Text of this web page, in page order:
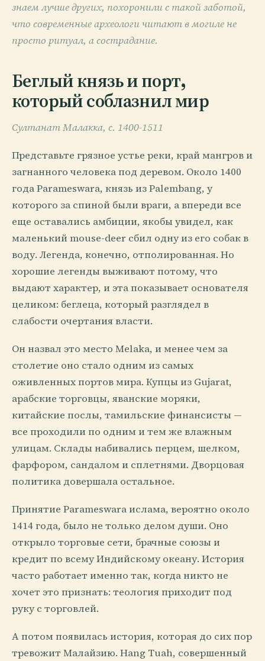
знаем лучше других, похоронили с такой заботой,
что современные археологи читают в могиле не
просто ритуал, а сострадание.
Беглый князь и порт,
который соблазнил мир
Султанат Малакка, c. 1400-1511
Представьте грязное устье реки, край мангров и
загнанного человека под деревом. Около 1400
года Parameswara, князь из Palembang, у
которого за спиной были враги, а впереди все
еще оставались амбиции, якобы увидел, как
маленький mouse-deer сбил одну из его собак в
воду. Легенда, конечно, отполированная. Но
хорошие легенды выживают потому, что
выдают характер, и эта показывает основателя
целиком: беглеца, который разглядел в
слабости очертания власти.
Он назвал это место Melaka, и менее чем за
столетие оно стало одним из самых
оживленных портов мира. Купцы из Gujarat,
арабские торговцы, яванские моряки,
китайские послы, тамильские финансисты —
все проходили по одним и тем же влажным
улицам. Склады набивались перцем, шелком,
фарфором, сандалом и сплетнями. Дворцовая
политика довершала остальное.
Принятие Parameswara ислама, вероятно около
1414 года, было не только делом души. Оно
открыло торговые сети, брачные союзы и
кредит по всему Индийскому океану. История
часто работает именно так, когда никто не
хочет это признать: теология приходит под
руку с торговлей.
А потом появилась история, которая до сих пор
тревожит Малайзию. Hang Tuah, совершенный